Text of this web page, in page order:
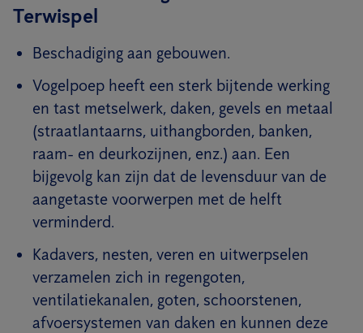
Terwispel
Beschadiging aan gebouwen.
Vogelpoep heeft een sterk bijtende werking
en tast metselwerk, daken, gevels en metaal
(straatlantaarns, uithangborden, banken,
raam- en deurkozijnen, enz.) aan. Een
bijgevolg kan zijn dat de levensduur van de
aangetaste voorwerpen met de helft
verminderd.
Kadavers, nesten, veren en uitwerpselen
verzamelen zich in regengoten,
ventilatiekanalen, goten, schoorstenen,
afvoersystemen van daken en kunnen deze